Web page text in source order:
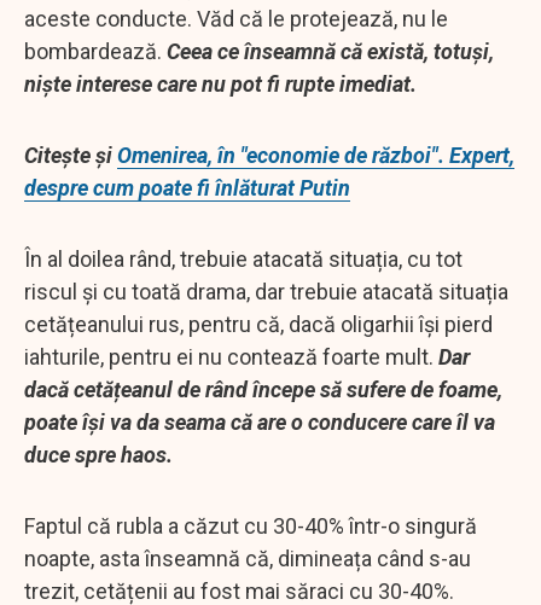
aceste conducte. Văd că le protejează, nu le
bombardează. Ceea ce înseamnă că există, totuși,
niște interese care nu pot fi rupte imediat.
Citește șiOmenirea, în "economie de război". Expert,
despre cum poate fi înlăturat Putin
În al doilea rând, trebuie atacată situația, cu tot
riscul și cu toată drama, dar trebuie atacată situația
cetățeanului rus, pentru că, dacă oligarhii își pierd
iahturile, pentru ei nu contează foarte mult. Dar
dacă cetățeanul de rând începe să sufere de foame,
poate își va da seama că are o conducere care îl va
duce spre haos.
Faptul că rubla a căzut cu 30-40% într-o singură
noapte, asta înseamnă că, dimineața când s-au
trezit, cetățenii au fost mai săraci cu 30-40%.